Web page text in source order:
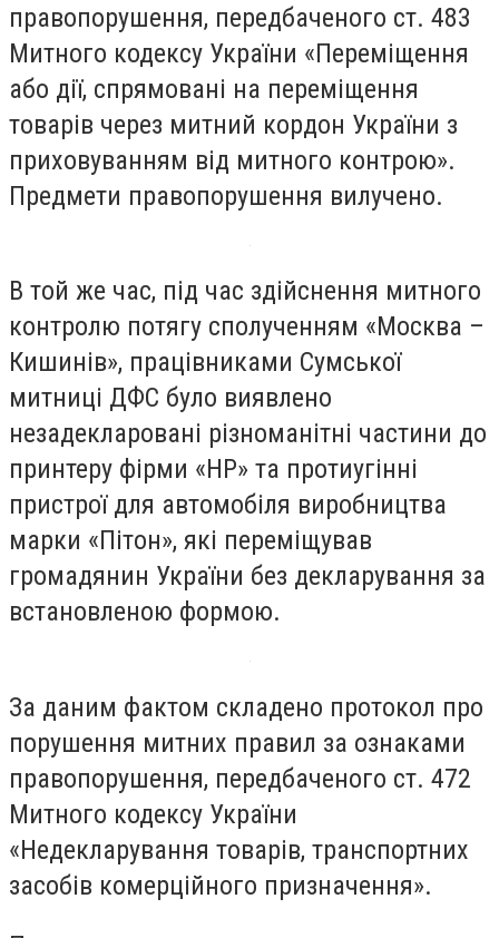
правопорушення, передбаченого ст. 483
Митного кодексу України «Переміщення
або дії, спрямовані на переміщення
товарів через митний кордон України з
приховуванням від митного контрою».
Предмети правопорушення вилучено.
В той же час, під час здійснення митного
контролю потягу сполученням «Москва –
Кишинів», працівниками Сумської
митниці ДФС було виявлено
незадекларовані різноманітні частини до
принтеру фірми «HP» та протиугінні
пристрої для автомобіля виробництва
марки «Пітон», які переміщував
громадянин України без декларування за
встановленою формою.
За даним фактом складено протокол про
порушення митних правил за ознаками
правопорушення, передбаченого ст. 472
Митного кодексу України
«Недекларування товарів, транспортних
засобів комерційного призначення».